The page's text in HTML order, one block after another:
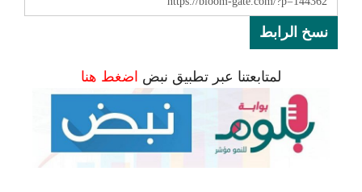
نسخ الرابط
لمتابعتنا عبر تطبيق نبض اضغط هنا